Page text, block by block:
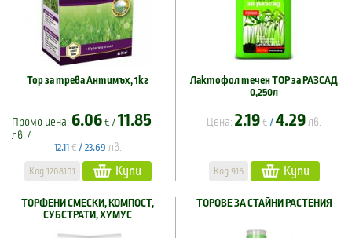
Тор за трева Антимъх, 1кг
Промо цена: 6.06 € / 11.85
лв. /
12.11 € / 23.69 лв.
Код:1208101 Купи
Лактофол течен ТОР за РАЗСАД
0,250л
Цена: 2.19 € / 4.29 лв.
Код:916 Купи
ТОРФЕНИ СМЕСКИ, КОМПОСТ,
СУБСТРАТИ, ХУМУС
ТОРОВЕ ЗА СТАЙНИ РАСТЕНИЯ